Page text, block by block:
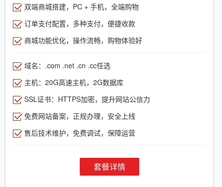
双端商城搭建，PC + 手机，全端购物
订单支付配置，多种支付，便捷收款
商城功能优化，操作流畅，购物体验好
域名：.com .net .cn .cc任选
主机：20G高速主机，2G数据库
SSL证书：HTTPS加密，提升网站公信力
免费网站备案，正规办理，安全上线
售后技术维护，免费调试，保障运营
套餐详情